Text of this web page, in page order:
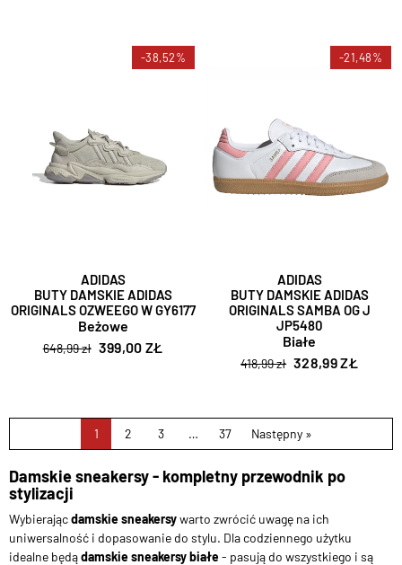
-38,52%
ADIDAS
BUTY DAMSKIE ADIDAS
ORIGINALS OZWEEGO W GY6177
Beżowe
648,99 zł 399,00 ZŁ
-21,48%
ADIDAS
BUTY DAMSKIE ADIDAS
ORIGINALS SAMBA OG J
JP5480
Białe
418,99 zł 328,99 ZŁ
1 2 3 … 37 Następny »
Damskie sneakersy - kompletny przewodnik po
stylizacji
Wybierającdamskie sneakersywarto zwrócić uwagę na ich
uniwersalność i dopasowanie do stylu. Dla codziennego użytku
idealne będądamskie sneakersy białe- pasują do wszystkiego i są